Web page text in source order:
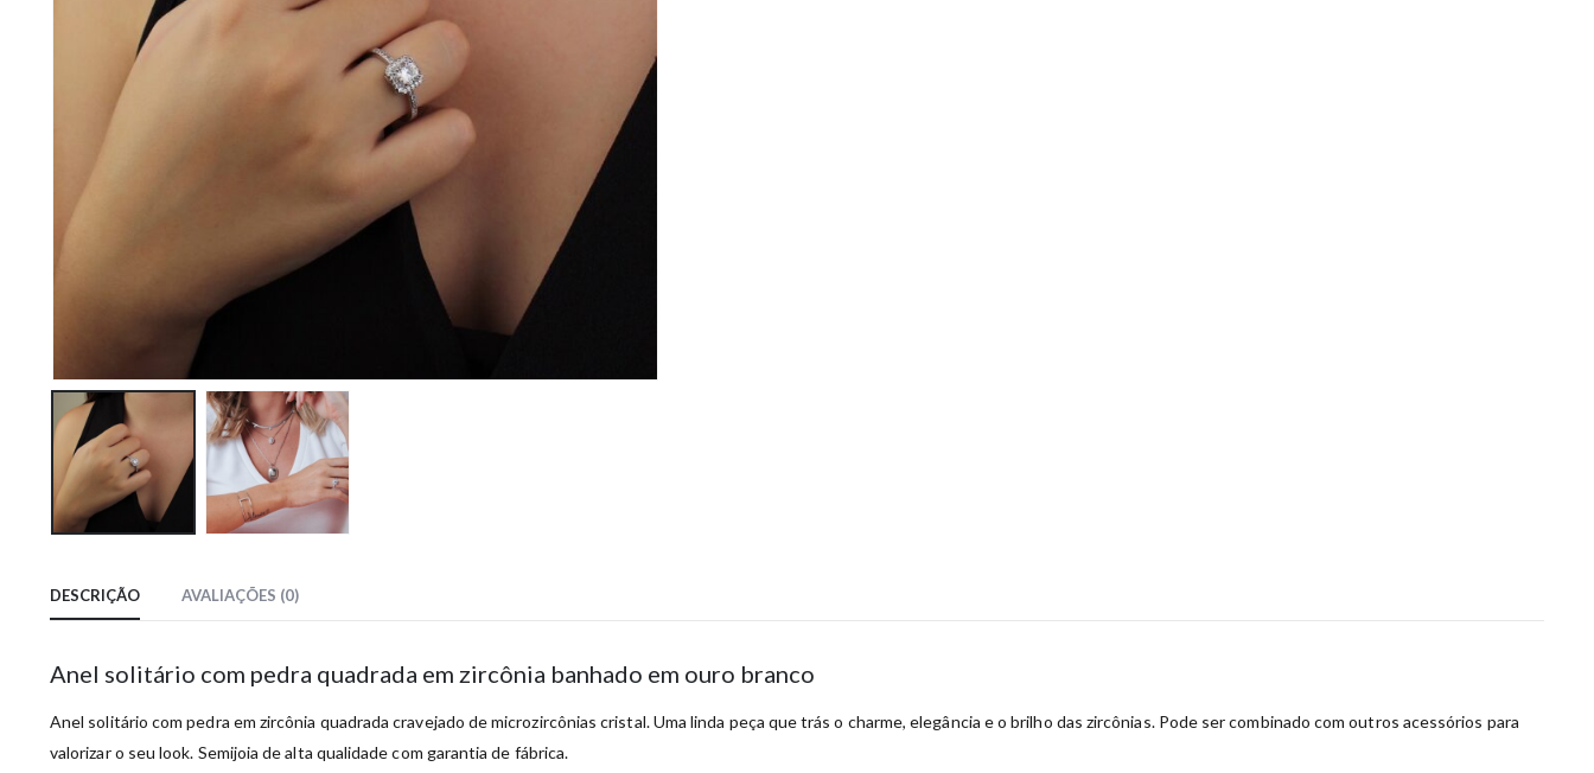
DESCRIÇÃO AVALIAÇÕES (0)
Anel solitário com pedra quadrada em zircônia banhado em ouro branco
Anel solitário com pedra em zircônia quadrada cravejado de microzircônias cristal. Uma linda peça que trás o charme, elegância e o brilho das zircônias. Pode ser combinado com outros acessórios para
valorizar o seu look. Semijoia de alta qualidade com garantia de fábrica.